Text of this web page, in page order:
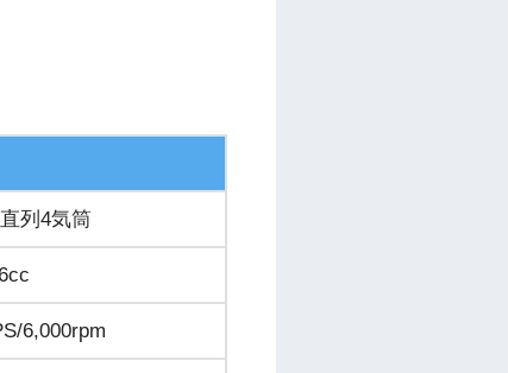
列4気筒
6,000rpm